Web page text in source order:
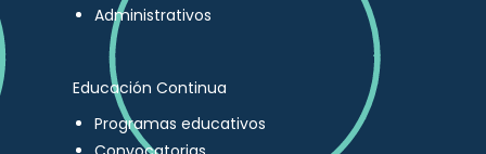
Administrativos
Educación Continua
Programas educativos